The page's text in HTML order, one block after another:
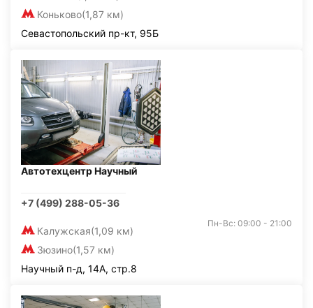
Коньково(1,87 км)
Севастопольский пр-кт, 95Б
Автотехцентр Научный
+7 (499) 288-05-36
Калужская(1,09 км)
Зюзино(1,57 км)
Пн-Вс: 09:00 - 21:00
Научный п-д, 14А, стр.8